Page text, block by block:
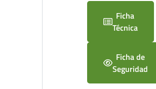
Ficha
Técnica
Ficha de
Seguridad